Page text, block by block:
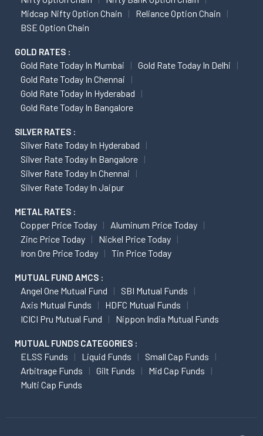
Midcap Nifty Option Chain
Reliance Option Chain
BSE Option Chain
GOLD RATES :
Gold Rate Today In Mumbai
Gold Rate Today In Delhi
Gold Rate Today In Chennai
Gold Rate Today In Hyderabad
Gold Rate Today In Bangalore
SILVER RATES :
Silver Rate Today In Hyderabad
Silver Rate Today In Bangalore
Silver Rate Today In Chennai
Silver Rate Today In Jaipur
METAL RATES :
Copper Price Today
Aluminum Price Today
Zinc Price Today
Nickel Price Today
Iron Ore Price Today
Tin Price Today
MUTUAL FUND AMCS :
Angel One Mutual Fund
SBI Mutual Funds
Axis Mutual Funds
HDFC Mutual Funds
ICICI Pru Mutual Fund
Nippon India Mutual Funds
MUTUAL FUNDS CATEGORIES :
ELSS Funds Liquid Funds
Small Cap Funds
Arbitrage Funds
Gilt Funds
Mid Cap Funds
Multi Cap Funds